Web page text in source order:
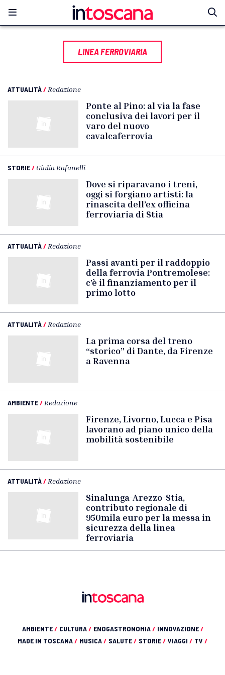
LINEA FERROVIARIA
ATTUALITÀ/ Redazione
Ponte al Pino: al via la fase
conclusiva dei lavori per il
varo del nuovo
cavalcaferrovia
STORIE/ Giulia Rafanelli
Dove si riparavano i treni,
oggi si forgiano artisti: la
rinascita dell’ex officina
ferroviaria di Stia
ATTUALITÀ/ Redazione
Passi avanti per il raddoppio
della ferrovia Pontremolese:
c’è il finanziamento per il
primo lotto
ATTUALITÀ/ Redazione
La prima corsa del treno
“storico” di Dante, da Firenze
a Ravenna
AMBIENTE/ Redazione
Firenze, Livorno, Lucca e Pisa
lavorano ad piano unico della
mobilità sostenibile
ATTUALITÀ/ Redazione
Sinalunga-Arezzo-Stia,
contributo regionale di
950mila euro per la messa in
sicurezza della linea
ferroviaria
AMBIENTE/ CULTURA/ ENOGASTRONOMIA/ INNOVAZIONE/
MADE IN TOSCANA/ MUSICA/ SALUTE/ STORIE/ VIAGGI / TV /